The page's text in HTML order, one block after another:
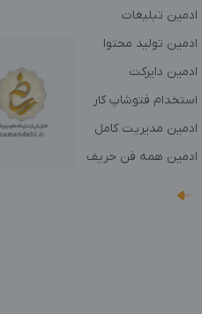
ادمین تبلیغات
ادمین تولید محتوا
ادمین دایرکت
استخدام فتوشاپ کار
ادمین مدیریت کامل
ادمین همه فن حریف